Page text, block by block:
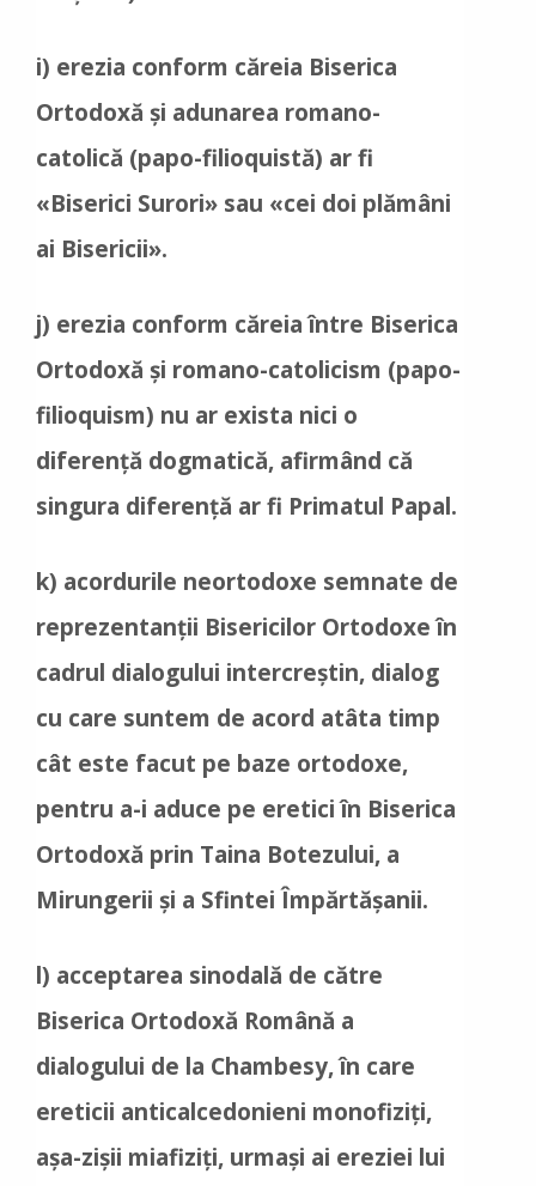
i) erezia conform căreia Biserica
Ortodoxă și adunarea romano-
catolică (papo-filioquistă) ar fi
«Biserici Surori» sau «cei doi plămâni
ai Bisericii».
j) erezia conform căreia între Biserica
Ortodoxă și romano-catolicism (papo-
filioquism) nu ar exista nici o
diferență dogmatică, afirmând că
singura diferență ar fi Primatul Papal.
k) acordurile neortodoxe semnate de
reprezentanții Bisericilor Ortodoxe în
cadrul dialogului intercreștin, dialog
cu care suntem de acord atâta timp
cât este facut pe baze ortodoxe,
pentru a-i aduce pe eretici în Biserica
Ortodoxă prin Taina Botezului, a
Mirungerii și a Sfintei Împărtășanii.
l) acceptarea sinodală de către
Biserica Ortodoxă Română a
dialogului de la Chambesy, în care
ereticii anticalcedonieni monofiziți,
așa-zișii miafiziți, urmași ai ereziei lui